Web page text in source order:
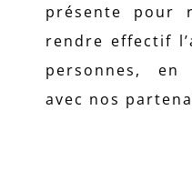
présente pour
rendre effectif
personnes,
avec nos